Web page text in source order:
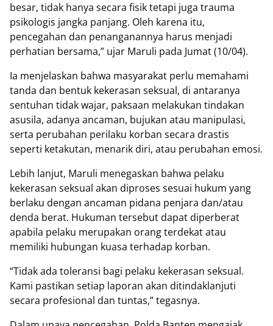
besar, tidak hanya secara fisik tetapi juga trauma
psikologis jangka panjang. Oleh karena itu,
pencegahan dan penanganannya harus menjadi
perhatian bersama,” ujar Maruli pada Jumat (10/04).
Ia menjelaskan bahwa masyarakat perlu memahami
tanda dan bentuk kekerasan seksual, di antaranya
sentuhan tidak wajar, paksaan melakukan tindakan
asusila, adanya ancaman, bujukan atau manipulasi,
serta perubahan perilaku korban secara drastis
seperti ketakutan, menarik diri, atau perubahan emosi.
Lebih lanjut, Maruli menegaskan bahwa pelaku
kekerasan seksual akan diproses sesuai hukum yang
berlaku dengan ancaman pidana penjara dan/atau
denda berat. Hukuman tersebut dapat diperberat
apabila pelaku merupakan orang terdekat atau
memiliki hubungan kuasa terhadap korban.
“Tidak ada toleransi bagi pelaku kekerasan seksual.
Kami pastikan setiap laporan akan ditindaklanjuti
secara profesional dan tuntas,” tegasnya.